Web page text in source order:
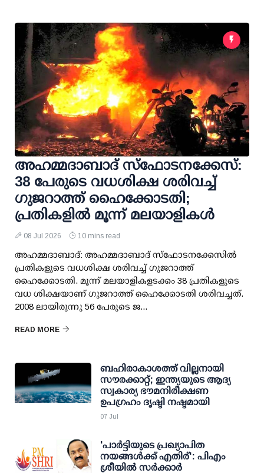
അഹമ്മദാബാദ് സ്ഫോടനക്കേസ്:
38 പേരുടെ വധശിക്ഷ ശരിവച്ച്
ഗുജറാത്ത് ഹൈക്കോടതി;
പ്രതികളില്‍ മൂന്ന് മലയാളികള്‍
08 Jul 2026 10 mins read
അഹമ്മദാബാദ്: അഹമ്മദാബാദ് സ്ഫോടനക്കേസില്‍
പ്രതികളുടെ വധശിക്ഷ ശരിവച്ച് ഗുജറാത്ത്
ഹൈക്കോടതി. മൂന്ന് മലയാളികളടക്കം 38 പ്രതികളുടെ
വധ ശിക്ഷയാണ് ഗുജറാത്ത് ഹൈക്കോടതി ശരിവച്ചത്.
2008 ലായിരുന്നു 56 പേരുടെ ജ...
READ MORE
ബഹിരാകാശത്ത് വില്ലനായി
സൗരക്കാറ്റ്; ഇന്ത്യയുടെ ആദ്യ
സ്വകാര്യ ഭൗമനിരീക്ഷണ
ഉപഗ്രഹം ദൃഷ്ടി നഷ്ടമായി
07 Jul
'പാര്‍ട്ടിയുടെ പ്രഖ്യാപിത
നയങ്ങള്‍ക്ക് എതിര്': പിഎം
ശ്രീയില്‍ സര്‍ക്കാര്‍